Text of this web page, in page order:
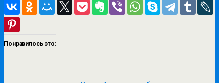
Понравилось это: